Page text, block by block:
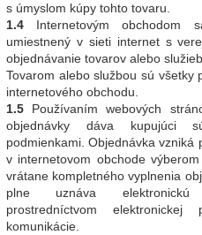
s úmyslom kúpy tohto tovaru.
1.4 Internetovým obchodom
umiestnený v sieti internet s
objednávanie tovarov alebo
Tovarom alebo službou sú všetky
internetového obchodu.
1.5 Používaním webových
objednávky dáva kupujúci
podmienkami. Objednávka
v internetovom obchode
vrátane kompletného vyplnenia
plne uznáva elektronickú
prostredníctvom
komunikácie.